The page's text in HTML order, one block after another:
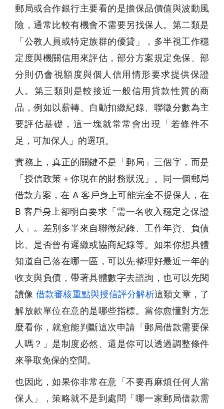
郵局或合作銀行主要看的是擔保品價值與波動風
險，通常比較有機會不需要另找保人。第二類是
「公教人員或特定族群的優貸」，多半視工作穩
定度與機關信用來評估，部分方案規定免保、部
分則仍會視額度與個人信用情形要求提供保證
人。第三類則是較接近一般信用貸款性質的商
品，例如以薪轉、自動扣繳紀錄、聯徵分數為主
要評估基礎，這一塊就常常會出現「若條件不
足，可加保人」的選項。
實務上，真正的關鍵不是「郵局」三個字，而是
「授信政策＋你現在的財務狀況」。同一個郵局
借款方案，在 A 客戶身上可能完全不提保人，在
B 客戶身上卻明白要求「需一名收入穩定之保證
人」。差別多半來自聯徵紀錄、工作年資、負債
比、是否曾有遲繳或協商紀錄等。如果你想具體
知道自己落在哪一區，可以先整理好最近一年的
收支與負債，帶著具體數字去諮詢，也可以先閱
讀像 借款審核重點與授信評分解析這類文章，了
解放款單位在意的是哪些指標。當你愈懂對方怎
麼看你，就愈能判斷這次申請「郵局借款需要保
人嗎？」是制度必然、還是你可以透過調整條件
來爭取免保的空間。
也因此，如果你非常在意「不要再麻煩任何人當
保人」，策略就不是到處問「哪一家郵局借款需